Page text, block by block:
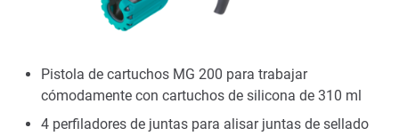
Pistola de cartuchos MG 200 para trabajar
cómodamente con cartuchos de silicona de 310 ml
4 perfiladores de juntas para alisar juntas de sellado